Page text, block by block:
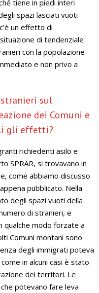
tiene in piedi interi
spazi lasciati vuoti
un effetto di
di tendenziale
con la popolazione
e non privo a
sul
dei Comuni e
gli effetti?
richiedenti asilo e
SPRAR, si trovavano in
come abbiamo discusso
pubblicato. Nella
degli spazi vuoti della
di stranieri, e
qualche modo forzate a
Comuni montani sono
degli immigrati poteva
in alcuni casi è stato
dei territori. Le
potevano fare leva